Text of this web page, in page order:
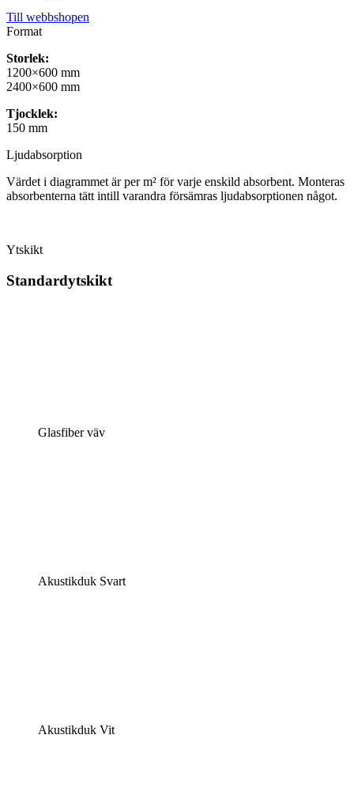
Till webbshopen
Format
Storlek:
1200×600 mm
2400×600 mm
Tjocklek:
150 mm
Ljudabsorption
Värdet i diagrammet är per m² för varje enskild absorbent. Monteras
absorbenterna tätt intill varandra försämras ljudabsorptionen något.
Ytskikt
Standardytskikt
Glasfiber väv
Akustikduk Svart
Akustikduk Vit